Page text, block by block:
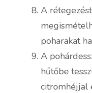
A
poharakat
A
hűtőbe
citromhéjjal